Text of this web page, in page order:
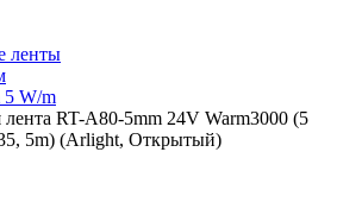
ленты
5 W/m
лента RT-A80-5mm 24V Warm3000 (5
5m) (Arlight, Открытый)